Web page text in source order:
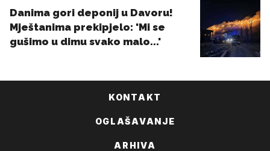
KONTAKT
OGLAŠAVANJE
ARHIVA